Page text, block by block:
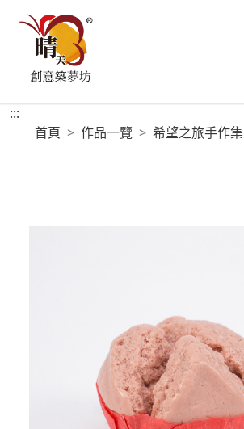
:::
首頁
作品一覽 希望之旅手作集